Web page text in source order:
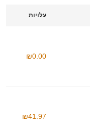
עלויות
₪0.00
₪41.97